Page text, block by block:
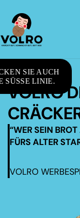
SIE AUCH
SÜSSE LINIE.
VOLRO
“WER SEIN
FÜRS ALTER
VOLRO